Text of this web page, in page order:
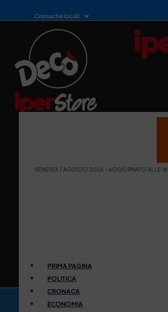
Cronache locali
VENERDÌ 7 AGOSTO 2026 - AGGIORNATO ALLE
PRIMA PAGINA
POLITICA
CRONACA
ECONOMIA